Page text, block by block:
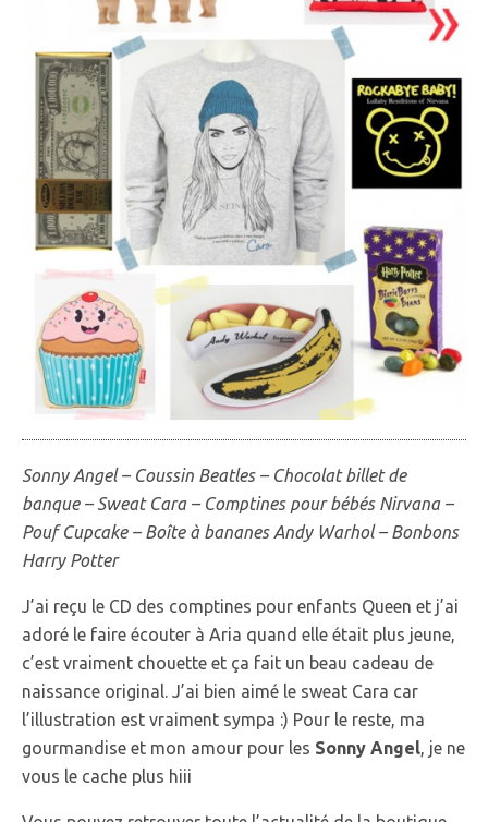
Sonny Angel – Coussin Beatles – Chocolat billet de
banque – Sweat Cara – Comptines pour bébés Nirvana –
Pouf Cupcake – Boîte à bananes Andy Warhol – Bonbons
Harry Potter
J’ai reçu le CD des comptines pour enfants Queen et j’ai
adoré le faire écouter à Aria quand elle était plus jeune,
c’est vraiment chouette et ça fait un beau cadeau de
naissance original. J’ai bien aimé le sweat Cara car
l’illustration est vraiment sympa :) Pour le reste, ma
gourmandise et mon amour pour les Sonny Angel, je ne
vous le cache plus hiii